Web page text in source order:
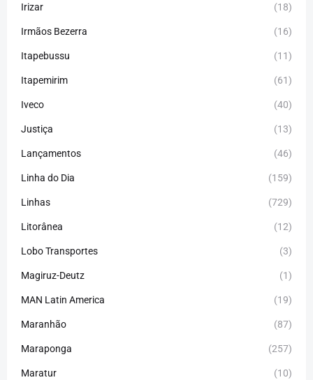
Irizar (18)
Irmãos Bezerra (16)
Itapebussu (11)
Itapemirim (61)
Iveco (40)
Justiça (13)
Lançamentos (46)
Linha do Dia (159)
Linhas (729)
Litorânea (12)
Lobo Transportes (3)
Magiruz-Deutz (1)
MAN Latin America (19)
Maranhão (87)
Maraponga (257)
Maratur (10)